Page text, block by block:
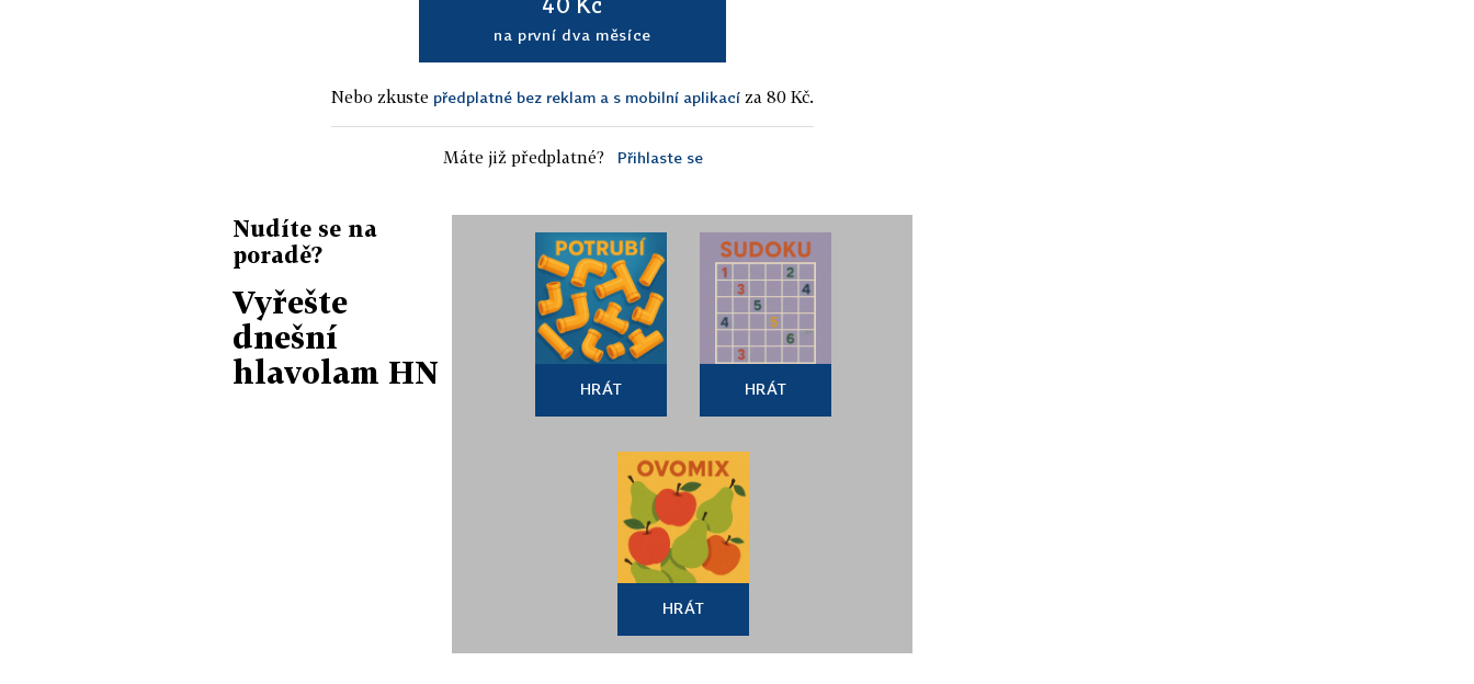
na první dva měsíce
Nebo zkuste předplatné bez reklam a s mobilní aplikací za 80 Kč.
Máte již předplatné? Přihlaste se
Nudíte se na
poradě?
Vyřešte
dnešní
hlavolam HN
HRÁT HRÁT
HRÁT